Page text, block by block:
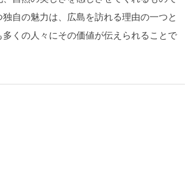
自の魅力は、広島を訪れる理由の一つと
くの人々にその価値が伝えられることで